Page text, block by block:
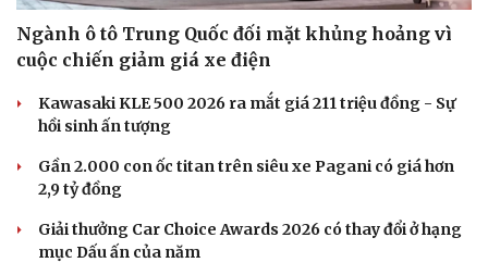
Ngành ô tô Trung Quốc đối mặt khủng hoảng vì
cuộc chiến giảm giá xe điện
Kawasaki KLE 500 2026 ra mắt giá 211 triệu đồng - Sự
hồi sinh ấn tượng
Gần 2.000 con ốc titan trên siêu xe Pagani có giá hơn
2,9 tỷ đồng
Giải thưởng Car Choice Awards 2026 có thay đổi ở hạng
mục Dấu ấn của năm